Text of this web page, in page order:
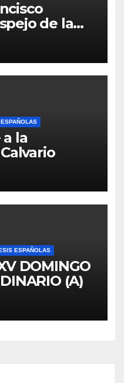
de la
la
ESPAÑOLAS
DOMINGO
(A)